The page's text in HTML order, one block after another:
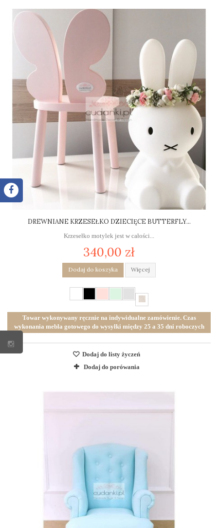
DREWNIANE KRZESEŁKO DZIECIĘCE BUTTERFLY...
Krzesełko motylek jest w całości...
340,00 zł
Dodaj do koszyka Więcej
Towar wykonywany ręcznie na indywidualne zamówienie. Czas
wykonania mebla gotowego do wysyłki między 25 a 35 dni roboczych
Dodaj do listy życzeń
Dodaj do porówania